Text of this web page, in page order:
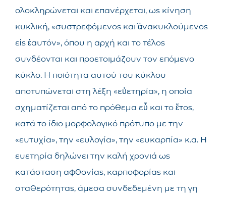
ολοκληρώνεται και επανέρχεται, ως κίνηση
κυκλική, «συστρεφόμενος καὶ ἀνακυκλούμενος
εἰς ἑαυτόν», όπου η αρχή και το τέλος
συνδέονται και προετοιμάζουν τον επόμενο
κύκλο. Η ποιότητα αυτού του κύκλου
αποτυπώνεται στη λέξη «εὐετηρία», η οποία
σχηματίζεται από το πρόθεμα εὖ και το ἔτος,
κατά το ίδιο μορφολογικό πρότυπο με την
«ευτυχία», την «ευλογία», την «ευκαρπία» κ.α. Η
ευετηρία δηλώνει την καλή χρονιά ως
κατάσταση αφθονίας, καρποφορίας και
σταθερότητας, άμεσα συνδεδεμένη με τη γη